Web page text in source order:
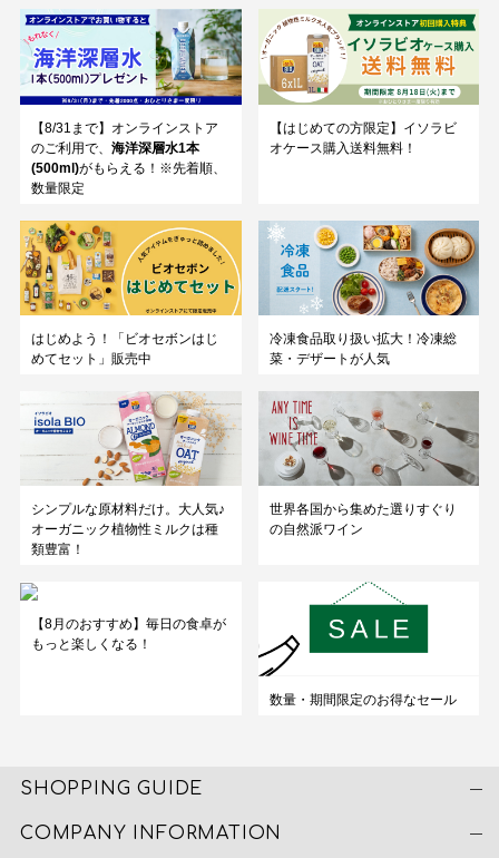
【8/31まで】オンラインストア
のご利用で、 海洋深層水1本
(500ml)がもらえる！※先着順、
数量限定
【はじめての方限定】イソラビ
オケース購入送料無料！
はじめよう！「ビオセボンはじ
めてセット」販売中
冷凍食品取り扱い拡大！冷凍総
菜・デザートが人気
シンプルな原材料だけ。大人気♪
オーガニック植物性ミルクは種
類豊富！
世界各国から集めた選りすぐり
の自然派ワイン
【8月のおすすめ】毎日の食卓が
もっと楽しくなる！
数量・期間限定のお得なセール
SHOPPING GUIDE
COMPANY INFORMATION